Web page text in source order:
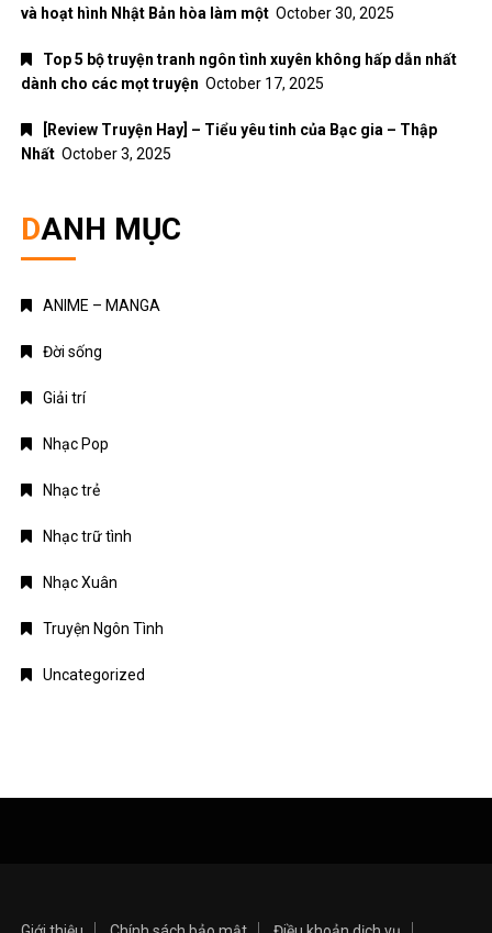
và hoạt hình Nhật Bản hòa làm một October 30, 2025
Top 5 bộ truyện tranh ngôn tình xuyên không hấp dẫn nhất
dành cho các mọt truyện October 17, 2025
[Review Truyện Hay] – Tiểu yêu tinh của Bạc gia – Thập
Nhất October 3, 2025
DANH MỤC
ANIME – MANGA
Đời sống
Giải trí
Nhạc Pop
Nhạc trẻ
Nhạc trữ tình
Nhạc Xuân
Truyện Ngôn Tình
Uncategorized